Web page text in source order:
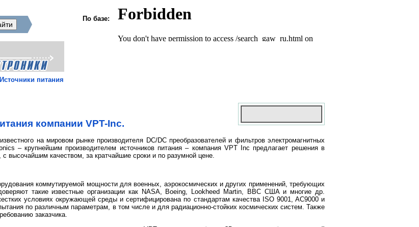
По базе:
Источники питания
компании VPT-Inc.
на мировом рынке производителя DC/DC преобразователей и фильтров электромагнитных
– крупнейшим производителем источников питания – компания VPT Inc предлагает решения в
высочайшим качеством, за кратчайшие сроки и по разумной цене.
коммутируемой мощности для военных, аэрокосмических и других применений, требующих
такие известные организации как NASA, Boeing, Lookheed Martin, ВВС США и многие др.
условиях окружающей среды и сертифицирована по стандартам качества ISO 9001, AC9000 и
по различным параметрам, в том числе и для радиационно-стойких космических систем. Также
заказчика.